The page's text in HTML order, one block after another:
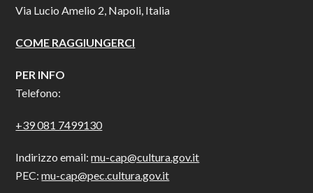
Via Lucio Amelio 2, Napoli, Italia
COME RAGGIUNGERCI
PER INFO
Telefono:
+39 081 7499130
Indirizzo email:mu-cap@cultura.gov.it
PEC:mu-cap@pec.cultura.gov.it